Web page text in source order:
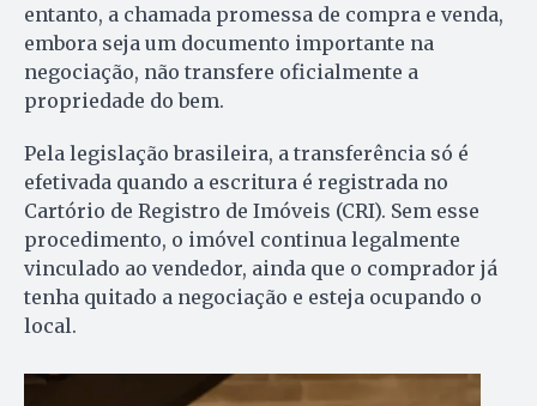
entanto, a chamada promessa de compra e venda,
embora seja um documento importante na
negociação, não transfere oficialmente a
propriedade do bem.
Pela legislação brasileira, a transferência só é
efetivada quando a escritura é registrada no
Cartório de Registro de Imóveis (CRI). Sem esse
procedimento, o imóvel continua legalmente
vinculado ao vendedor, ainda que o comprador já
tenha quitado a negociação e esteja ocupando o
local.